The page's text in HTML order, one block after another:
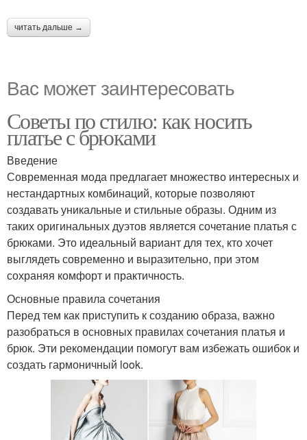
читать дальше →
Вас может заинтересовать
Советы по стилю: как носить
платье с брюками
Введение
Современная мода предлагает множество интересных и
нестандартных комбинаций, которые позволяют
создавать уникальные и стильные образы. Одним из
таких оригинальных дуэтов является сочетание платья с
брюками. Это идеальный вариант для тех, кто хочет
выглядеть современно и выразительно, при этом
сохраняя комфорт и практичность.
Основные правила сочетания
Перед тем как приступить к созданию образа, важно
разобраться в основных правилах сочетания платья и
брюк. Эти рекомендации помогут вам избежать ошибок и
создать гармоничный look.